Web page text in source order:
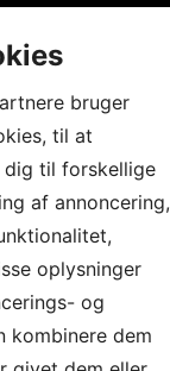
bruger
til at
dig til forskellige
af annoncering,
oplysninger
og
kombinere dem